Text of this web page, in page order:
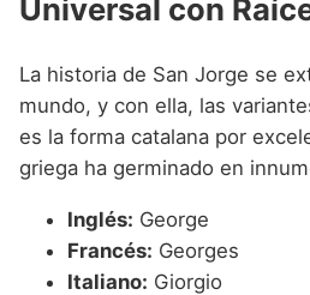
Universal con
La historia de San Jorge se
mundo, y con ella, las
es la forma catalana por
griega ha germinado en
Inglés: George
Francés: Georges
Italiano: Giorgio